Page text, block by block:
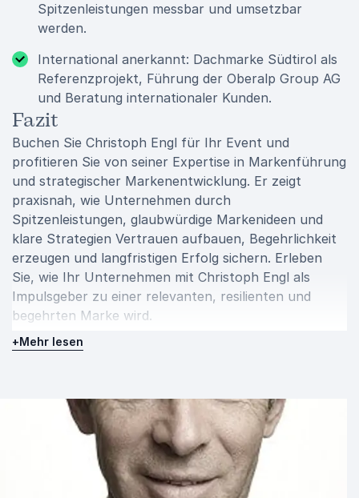
Spitzenleistungen messbar und umsetzbar
werden.
International anerkannt: Dachmarke Südtirol als
Referenzprojekt, Führung der Oberalp Group AG
und Beratung internationaler Kunden.
Fazit
Buchen Sie Christoph Engl für Ihr Event und
profitieren Sie von seiner Expertise in Markenführung
und strategischer Markenentwicklung. Er zeigt
praxisnah, wie Unternehmen durch
Spitzenleistungen, glaubwürdige Markenideen und
klare Strategien Vertrauen aufbauen, Begehrlichkeit
erzeugen und langfristigen Erfolg sichern. Erleben
Sie, wie Ihr Unternehmen mit Christoph Engl als
Impulsgeber zu einer relevanten, resilienten und
begehrten Marke wird.
Mögliche Vortragssprachen sind Deutsch, Englisch und
+Mehr lesen